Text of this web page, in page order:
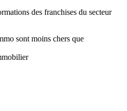
des franchises du secteur
sont moins chers que